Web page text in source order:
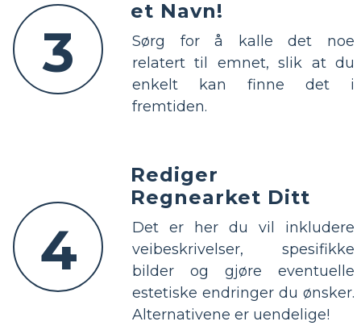
3
et Navn!
Sørg for å kalle det noe
relatert til emnet, slik at du
enkelt kan finne det i
fremtiden.
4
Rediger
Regnearket Ditt
Det er her du vil inkludere
veibeskrivelser, spesifikke
bilder og gjøre eventuelle
estetiske endringer du ønsker.
Alternativene er uendelige!